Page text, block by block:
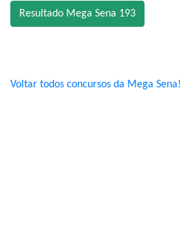
Resultado Mega Sena 193
Voltar todos concursos da Mega Sena!